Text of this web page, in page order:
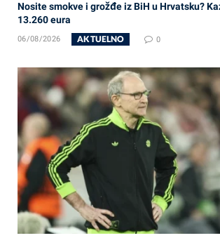
Nosite smokve i grožđe iz BiH u Hrvatsku?
13.260 eura
06/08/2026 AKTUELNO 0